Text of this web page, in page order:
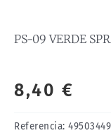
PS-09 VERDE
8,40 €
Referencia: